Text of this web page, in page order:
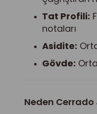
Tat Profili:
notaları
Asidite:
Gövde:
Neden